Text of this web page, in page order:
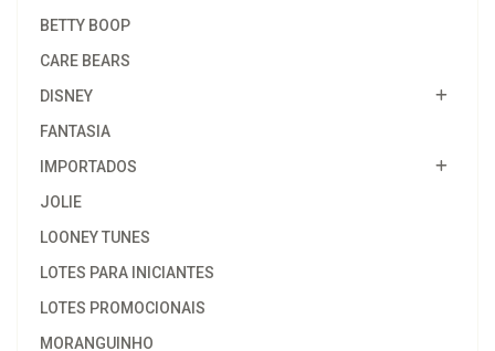
BETTY BOOP
CARE BEARS
DISNEY
FANTASIA
IMPORTADOS
JOLIE
LOONEY TUNES
LOTES PARA INICIANTES
LOTES PROMOCIONAIS
MORANGUINHO